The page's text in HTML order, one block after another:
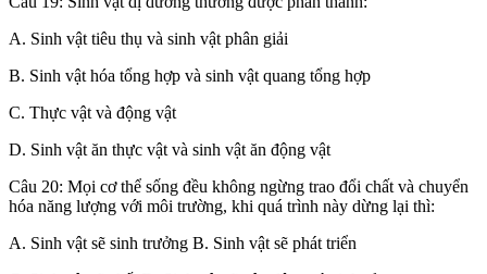
A. Sinh vật tiêu thụ và sinh vật phân giải
B. Sinh vật hóa tổng hợp và sinh vật quang tổng hợp
C. Thực vật và động vật
D. Sinh vật ăn thực vật và sinh vật ăn động vật
Câu 20: Mọi cơ thể sống đều không ngừng trao đổi chất và chuyển
hóa năng lượng với môi trường, khi quá trình này dừng lại thì:
A. Sinh vật sẽ sinh trưởng B. Sinh vật sẽ phát triển